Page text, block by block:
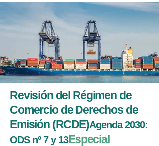
Revisión del Régimen de
Comercio de Derechos de
Emisión (RCDE)Agenda 2030:
ODS nº 7 y 13Especial